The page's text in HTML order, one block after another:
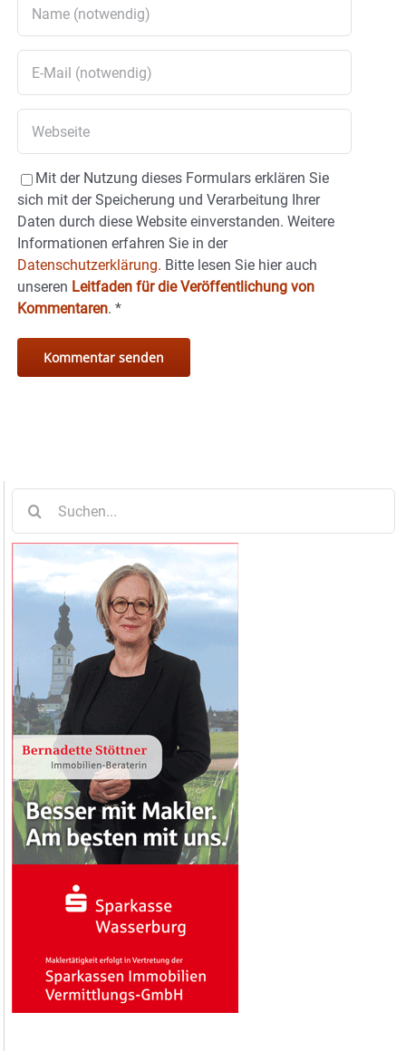
Mit der Nutzung dieses Formulars erklären Sie
sich mit der Speicherung und Verarbeitung Ihrer
Daten durch diese Website einverstanden. Weitere
Informationen erfahren Sie in der
Datenschutzerklärung. Bitte lesen Sie hier auch
unseren Leitfaden für die Veröffentlichung von
Kommentaren. *
nach: